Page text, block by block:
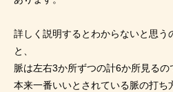
詳しく説明するとわからないと思う
と、
脈は左右3か所ずつの計6か所見るの
本来一番いいとされている脈の打ち